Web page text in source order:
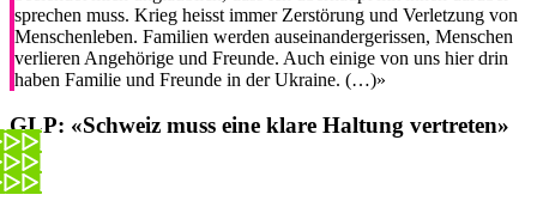
sprechen muss. Krieg heisst immer Zerstörung und Verletzung von
Menschenleben. Familien werden auseinandergerissen, Menschen
verlieren Angehörige und Freunde. Auch einige von uns hier drin
haben Familie und Freunde in der Ukraine. (…)»
GLP: «Schweiz muss eine klare Haltung vertreten»